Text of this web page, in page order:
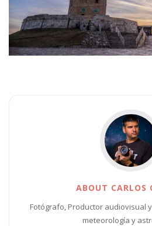
ABOUT CARLOS
Fotógrafo, Productor audiovisual
meteorología y